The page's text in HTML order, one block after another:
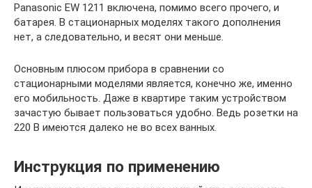
Panasonic EW 1211 включена, помимо всего прочего, и
батарея. В стационарных моделях такого дополнения
нет, а следовательно, и весят они меньше.
Основным плюсом прибора в сравнении со
стационарными моделями является, конечно же, именно
его мобильность. Даже в квартире таким устройством
зачастую бывает пользоваться удобно. Ведь розетки на
220 В имеются далеко не во всех ванных.
Инструкция по применению